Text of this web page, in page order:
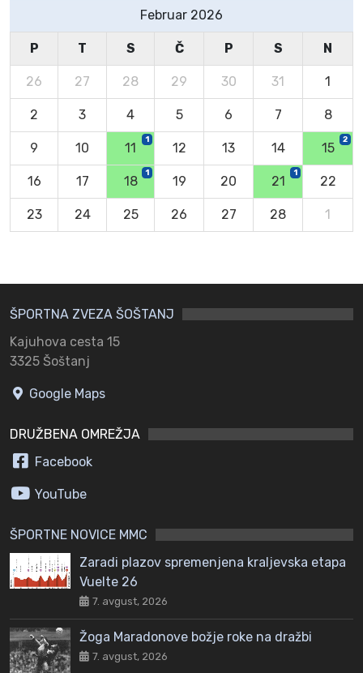
Februar 2026
P T S Č P S N
26 27 28 29 30 31 1
2 3 4 5 6 7 8
9 10 11
1
12 13 14 15
2
16 17 18
1
19 20 21
1
22
23 24 25 26 27 28 1
ŠPORTNA ZVEZA ŠOŠTANJ
Kajuhova cesta 15
3325 Šoštanj
Google Maps
DRUŽBENA OMREŽJA
Facebook
YouTube
ŠPORTNE NOVICE MMC
Zaradi plazov spremenjena kraljevska etapa
Vuelte 26
7. avgust, 2026
Žoga Maradonove božje roke na dražbi
7. avgust, 2026